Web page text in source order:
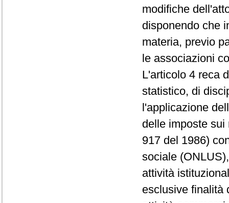
modifiche
disponendo che
materia, previo
le associazioni
L'articolo 4 reca
statistico, di
l'applicazione
delle imposte
917 del 1986)
sociale
attività
esclusive finalità